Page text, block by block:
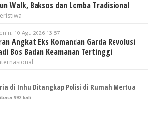
Walk, Baksos dan Lomba Tradisional
10 Agu 2026 13:57
Angkat Eks Komandan Garda Revolusi
Bos Badan Keamanan Tertinggi
di Inhu Ditangkap Polisi di Rumah Mertua
992 kali